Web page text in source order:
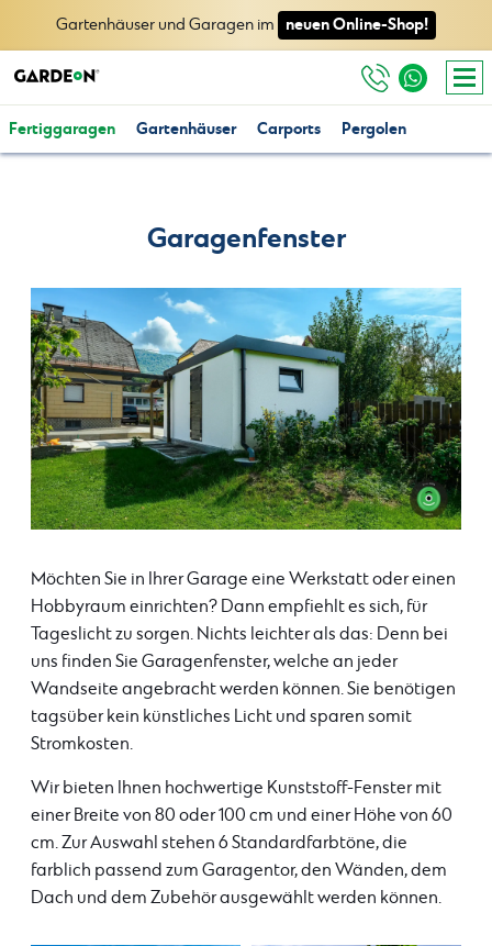
Gartenhäuser und Garagen im neuen Online-Shop!
Fertiggaragen Gartenhäuser Carports Pergolen
Garagenfenster
Möchten Sie in Ihrer Garage eine Werkstatt oder einen
Hobbyraum einrichten? Dann empfiehlt es sich, für
Tageslicht zu sorgen. Nichts leichter als das: Denn bei
uns finden Sie Garagenfenster, welche an jeder
Wandseite angebracht werden können. Sie benötigen
tagsüber kein künstliches Licht und sparen somit
Stromkosten.
Wir bieten Ihnen hochwertige Kunststoff-Fenster mit
einer Breite von 80 oder 100 cm und einer Höhe von 60
cm. Zur Auswahl stehen 6 Standardfarbtöne, die
farblich passend zum Garagentor, den Wänden, dem
Dach und dem Zubehör ausgewählt werden können.